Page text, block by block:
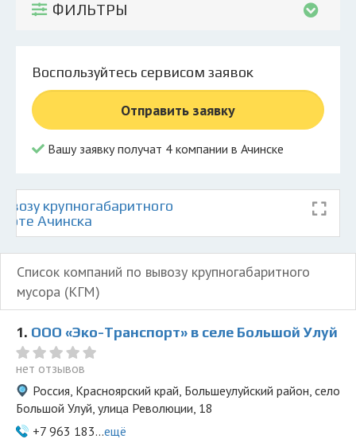
Личный кабинет
ФИЛЬТРЫ
Воспользуйтесь сервисом заявок
Отправить заявку
Вашу заявку получат 4 компании в Ачинске
крупногабаритного
Ачинска
Список компаний по вывозу крупногабаритного
мусора (КГМ)
1. ООО «Эко-Транспорт» в селе Большой Улуй
нет отзывов
Россия, Красноярский край, Большеулуйский район, село
Большой Улуй, улица Революции, 18
+7 963 183...ещё